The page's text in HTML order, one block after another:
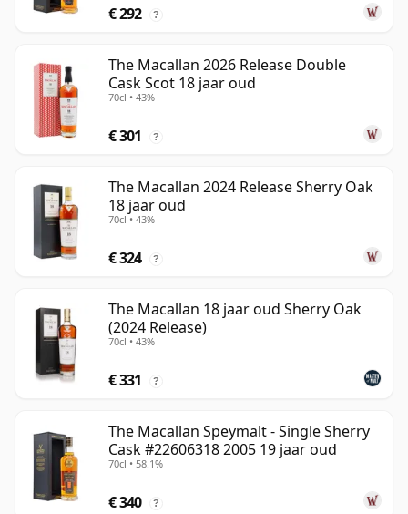
€ 292 ?
The Macallan 2026 Release Double
Cask Scot 18 jaar oud
70cl • 43%
€ 301 ?
The Macallan 2024 Release Sherry Oak
18 jaar oud
70cl • 43%
€ 324 ?
The Macallan 18 jaar oud Sherry Oak
(2024 Release)
70cl • 43%
€ 331 ?
The Macallan Speymalt - Single Sherry
Cask #22606318 2005 19 jaar oud
70cl • 58.1%
€ 340 ?